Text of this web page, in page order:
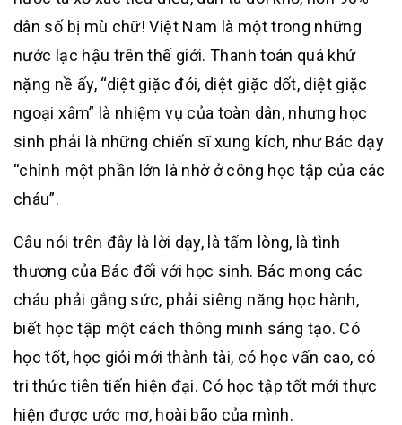
dân số bị mù chữ! Việt Nam là một trong những
nước lạc hậu trên thế giới. Thanh toán quá khứ
nặng nề ấy, “diệt giặc đói, diệt giặc dốt, diệt giặc
ngoại xâm” là nhiệm vụ của toàn dân, nhưng học
sinh phải là những chiến sĩ xung kích, như Bác dạy
“chính một phần lớn là nhờ ở công học tập của các
cháu”.
Câu nói trên đây là lời dạy, là tấm lòng, là tình
thương của Bác đối với học sinh. Bác mong các
cháu phải gắng sức, phải siêng năng học hành,
biết học tập một cách thông minh sáng tạo. Có
học tốt, học giỏi mới thành tài, có học vấn cao, có
tri thức tiên tiến hiện đại. Có học tập tốt mới thực
hiện được ước mơ, hoài bão của mình.